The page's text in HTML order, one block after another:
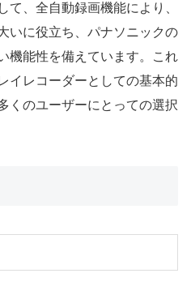
て、全自動録画機能により、
いに役立ち、パナソニックの
機能性を備えています。これ
イレコーダーとしての基本的
くのユーザーにとっての選択